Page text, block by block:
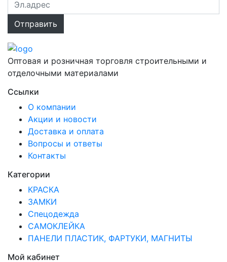
Оптовая и розничная торговля строительными и
отделочными материалами
Ссылки
О компании
Акции и новости
Доставка и оплата
Вопросы и ответы
Контакты
Категории
КРАСКА
ЗАМКИ
Спецодежда
САМОКЛЕЙКА
ПАНЕЛИ ПЛАСТИК, ФАРТУКИ, МАГНИТЫ
Мой кабинет